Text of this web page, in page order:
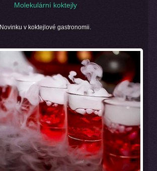
Molekulární koktejly
Novinku v koktejlové gastronomii.